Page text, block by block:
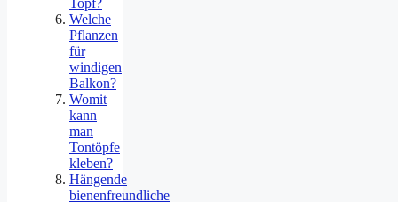
Welche
Pflanzen
für
windigen
Balkon?
Womit
kann
man
Tontöpfe
kleben?
Hängende
bienenfreundliche